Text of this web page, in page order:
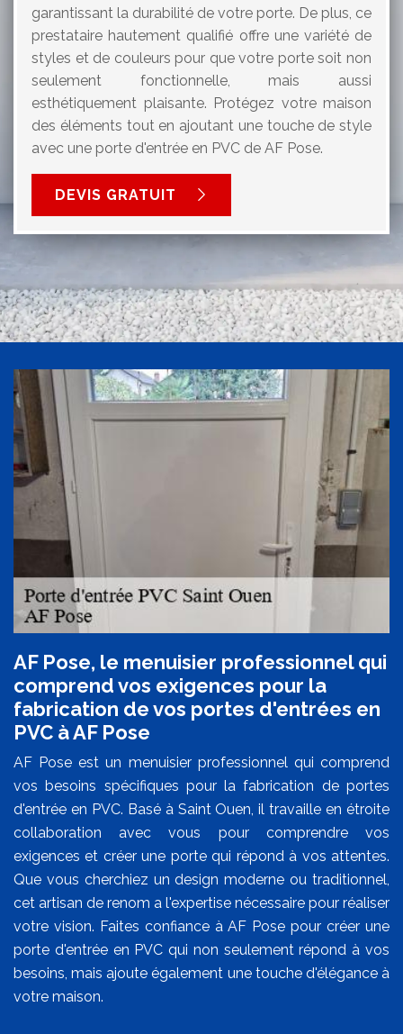
garantissant la durabilité de votre porte. De plus, ce
prestataire hautement qualifié offre une variété de
styles et de couleurs pour que votre porte soit non
seulement fonctionnelle, mais aussi
esthétiquement plaisante. Protégez votre maison
des éléments tout en ajoutant une touche de style
avec une porte d'entrée en PVC de AF Pose.
DEVIS GRATUIT
AF Pose, le menuisier professionnel qui
comprend vos exigences pour la
fabrication de vos portes d'entrées en
PVC à AF Pose
AF Pose est un menuisier professionnel qui comprend
vos besoins spécifiques pour la fabrication de portes
d'entrée en PVC. Basé à Saint Ouen, il travaille en étroite
collaboration avec vous pour comprendre vos
exigences et créer une porte qui répond à vos attentes.
Que vous cherchiez un design moderne ou traditionnel,
cet artisan de renom a l'expertise nécessaire pour réaliser
votre vision. Faites confiance à AF Pose pour créer une
porte d'entrée en PVC qui non seulement répond à vos
besoins, mais ajoute également une touche d'élégance à
votre maison.